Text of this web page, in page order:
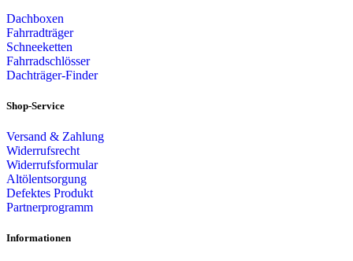
Dachboxen
Fahrradträger
Schneeketten
Fahrradschlösser
Dachträger-Finder
Shop-Service
Versand & Zahlung
Widerrufsrecht
Widerrufsformular
Altölentsorgung
Defektes Produkt
Partnerprogramm
Informationen